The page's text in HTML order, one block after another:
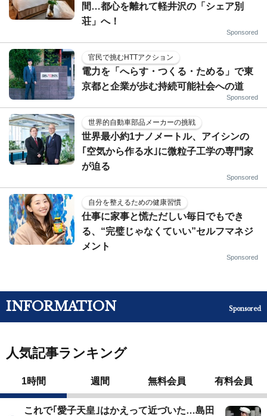
間…都心を離れて軽井沢の「シェア別
荘」へ！
Sponsored
官民で挑むHTTアクション
電力を「へらす・つくる・ためる」で東
京都と企業が歩む持続可能社会への道
Sponsored
世界的自動車部品メーカーの挑戦
世界最小約1ナノメートル、アイシンの
｢空気から作る水｣に微粒子工学の専門家
が迫る
Sponsored
自分を整えるための健康習慣
仕事に家事と慌ただしい毎日でもでき
る、“完璧じゃなくていい”セルフマネジ
メント
Sponsored
INFORMATION Sponsored
人気記事ランキング
1時間 週間 無料会員 有料会員
これで｢愛子天皇｣はかえって近づいた…島田